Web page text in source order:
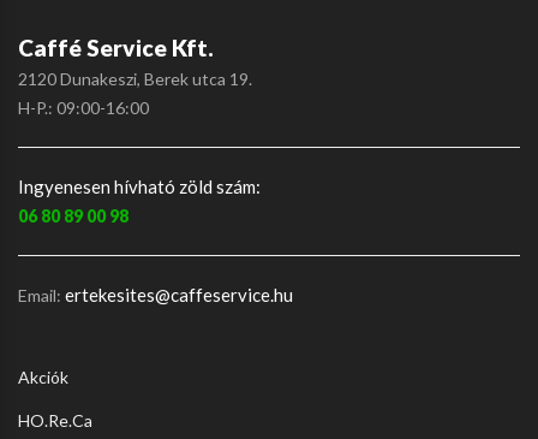
Caffé Service Kft.
2120 Dunakeszi, Berek utca 19.
H-P.: 09:00-16:00
Ingyenesen hívható zöld szám:
06 80 89 00 98
Email: ertekesites@caffeservice.hu
Akciók
HO.Re.Ca